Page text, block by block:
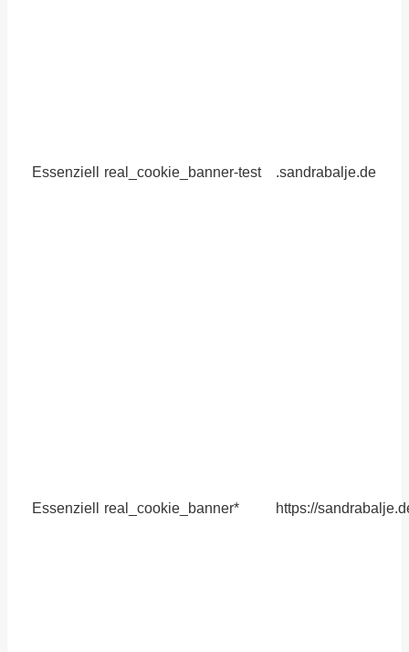
Essenziell real_cookie_banner-test .sandrabalje.de
Essenziell real_cookie_banner* https://